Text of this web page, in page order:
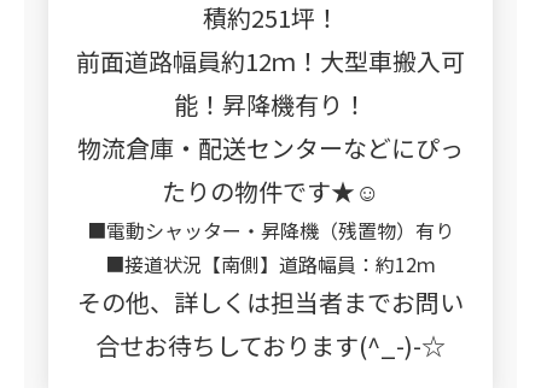
積約251坪！
前面道路幅員約12ｍ！大型車搬入可
能！昇降機有り！
物流倉庫・配送センターなどにぴっ
たりの物件です★☺
■電動シャッター・昇降機（残置物）有り
■接道状況【南側】道路幅員：約12ｍ
その他、詳しくは担当者までお問い
合せお待ちしております(^_-)-☆